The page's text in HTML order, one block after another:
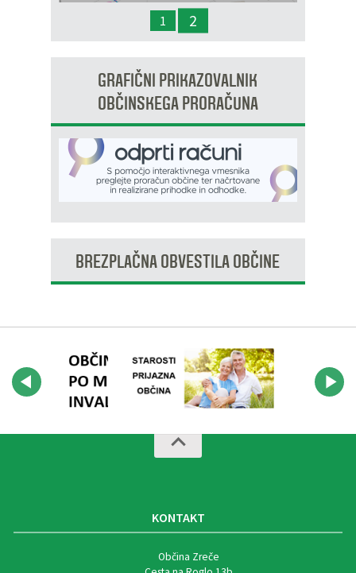
IN JAVNI OBRAVNAVI - OPPN na območju
OP8/009 – stanovanjsko območje Dobrava 3
1 2
GRAFIČNI PRIKAZOVALNIK
OBČINSKEGA PRORAČUNA
BREZPLAČNA OBVESTILA OBČINE
KONTAKT
Občina Zreče